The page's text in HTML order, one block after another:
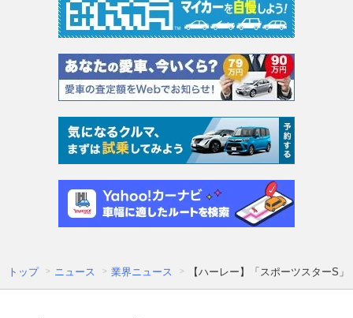
トップ ニュース 業界ニュース 【ハーレー】「スポーツスターS